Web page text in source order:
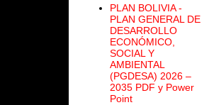
PLAN BOLIVIA -
PLAN GENERAL DE
DESARROLLO
ECONÓMICO,
SOCIAL Y
AMBIENTAL
(PGDESA) 2026 –
2035 PDF y Power
Point